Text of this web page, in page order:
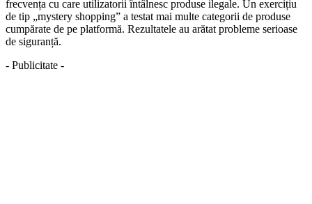
frecvența cu care utilizatorii întâlnesc produse ilegale. Un exercițiu
de tip „mystery shopping” a testat mai multe categorii de produse
cumpărate de pe platformă. Rezultatele au arătat probleme serioase
de siguranță.
- Publicitate -